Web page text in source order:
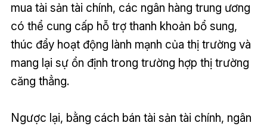
mua tài sản tài chính, các ngân hàng trung ương
có thể cung cấp hỗ trợ thanh khoản bổ sung,
thúc đẩy hoạt động lành mạnh của thị trường và
mang lại sự ổn định trong trường hợp thị trường
căng thẳng.
Ngược lại, bằng cách bán tài sản tài chính, ngân